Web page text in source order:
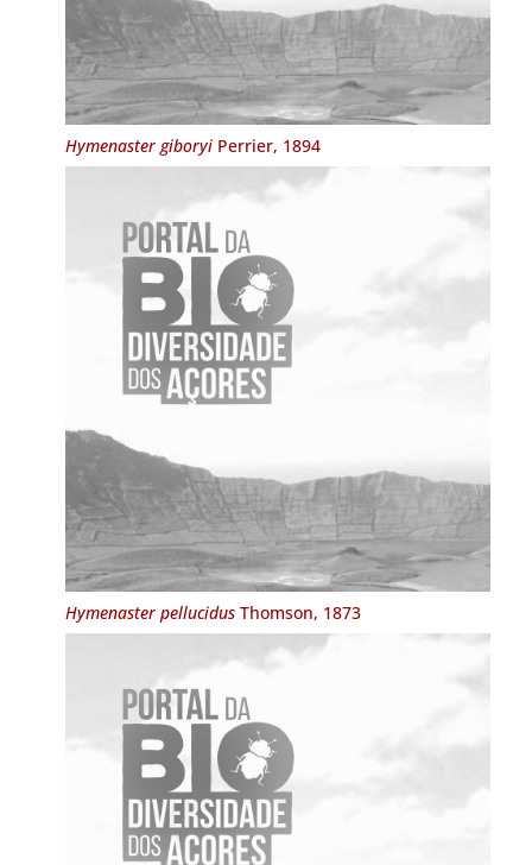
Hymenaster giboryiPerrier, 1894
Hymenaster pellucidusThomson, 1873